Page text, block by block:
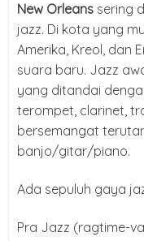
New Orleans sering
jazz. Di kota yang
Amerika, Kreol, dan
suara baru. Jazz
yang ditandai
terompet, clarinet,
bersemangat
banjo/gitar/piano.
Ada sepuluh gaya
Pra Jazz (ragtime-